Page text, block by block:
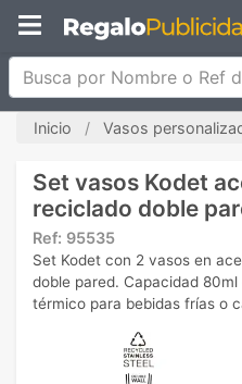
Busca por Nombre o Ref
Inicio Vasos
Set vasos Kodet
reciclado doble
Ref: 95535
Set Kodet con 2 vasos en
doble pared. Capacidad
térmico para bebidas frías o